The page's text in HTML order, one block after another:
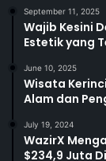
September 11, 2025
Wajib Kesini
Estetik yang
June 10, 2025
Wisata
Alam dan
July 19, 2024
WazirX
$234,9 Juta